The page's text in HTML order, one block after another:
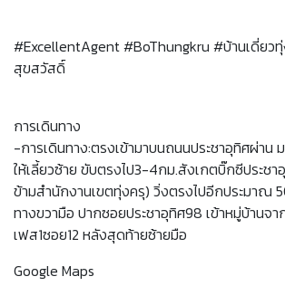
#ExcellentAgent #BoThungkru #บ้านเดี่ยวทุ่
สุขสวัสดิ์
การเดินทาง
-การเดินทาง:ตรงเข้ามาบนถนนประชาอุทิศผ่าน
ให้เลี้ยวซ้าย ขับตรงไป3-4กม.สังเกตบิ๊กซีประชา
ข้ามสำนักงานเขตทุ่งครุ) วิ่งตรงไปอีกประมาณ
ทางขวามือ ปากซอยประชาอุทิศ98 เข้าหมู่บ้านจ
เฟส1ซอย12 หลังสุดท้ายซ้ายมือ
Google Maps